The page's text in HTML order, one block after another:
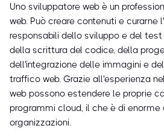
Uno sviluppatore web è un
web. Può creare contenuti e curarne
responsabili dello sviluppo e del
della scrittura del codice, della
dell'integrazione delle immagini e
traffico web. Grazie all'esperienza
web possono estendere le proprie
programmi cloud, il che è di enorme
organizzazioni.